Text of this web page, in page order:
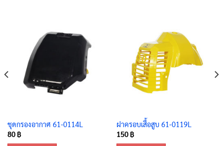
ชุดกรองอากาศ 61-0114L
80 ฿
ฝาครอบเสื้อสูบ 61-0119L
150 ฿